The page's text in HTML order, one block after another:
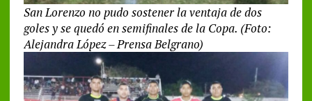
San Lorenzo no pudo sostener la ventaja de dos
goles y se quedó en semifinales de la Copa. (Foto:
Alejandra López – Prensa Belgrano)